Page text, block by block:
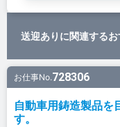
送迎ありに関連する
お仕事No.728306
自動車用鋳造製品を
す。